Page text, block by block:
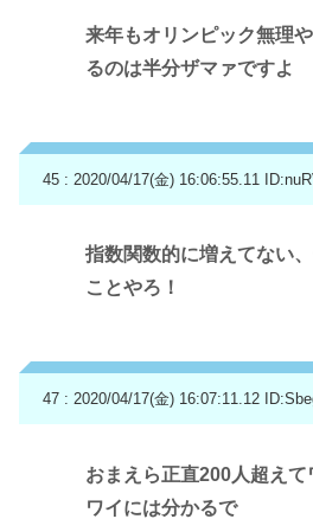
来年もオリンピック無理
るのは半分ザマァですよ
45 : 2020/04/17(金) 16:06:55.11
指数関数的に増えてない
ことやろ！
47 : 2020/04/17(金) 16:07:11.12
おまえら正直200人超え
ワイには分かるで